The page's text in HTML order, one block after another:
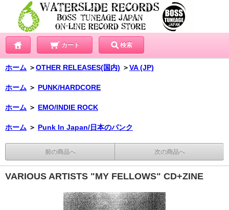
カート 検索
ホーム ＞OTHER RELEASES(国内) ＞VA (JP)
ホーム ＞ PUNK/HARDCORE
ホーム ＞ EMO/INDIE ROCK
ホーム ＞ Punk In Japan/日本のパンク
前の商品へ 次の商品へ
VARIOUS ARTISTS "MY FELLOWS" CD+ZINE